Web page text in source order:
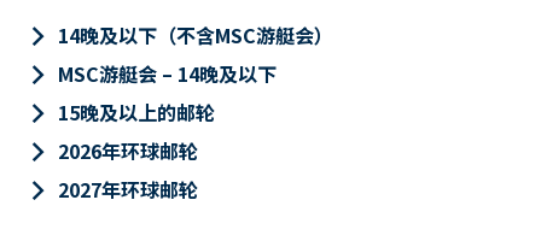
keyboard_arrow_right 14晚及以下（不含MSC游艇会）
keyboard_arrow_right MSC游艇会 – 14晚及以下
keyboard_arrow_right 15晚及以上的邮轮
keyboard_arrow_right 2026年环球邮轮
keyboard_arrow_right 2027年环球邮轮